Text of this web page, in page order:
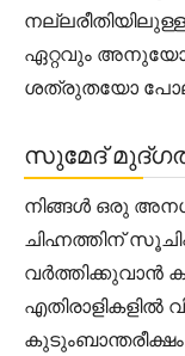
ഏറ്റവും
ശത്രുതയോ
സുമേദ്
നിങ്ങൾ ഒരു
ചിഹ്നത്തിന്
വർത്തിക്കുവാൻ
കുടുംബാന്തരീക്ഷം